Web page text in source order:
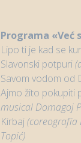
Programa «Već
Lipo ti je kad se
Slavonski potpuri(
Savom vodom od
Ajmo žito pokupiti
musical Domagoj
Kirbaj(coreografía
Topić)